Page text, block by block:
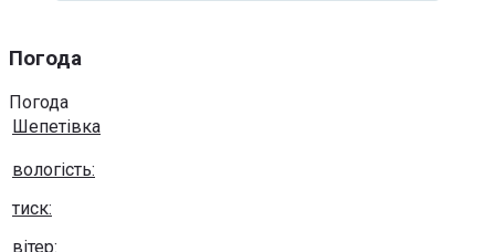
Погода
Погода
Шепетівка
вологість:
тиск:
вітер: